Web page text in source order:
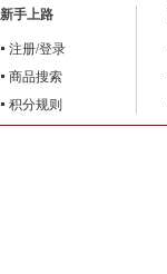
新手上路
注册/登录
商品搜索
积分规则